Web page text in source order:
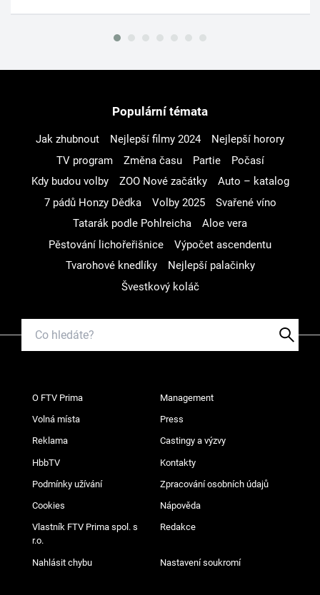
Populární témata
Jak zhubnout Nejlepší filmy 2024
Nejlepší horory
TV program
Změna času Partie
Počasí
Kdy budou volby
ZOO Nové začátky
Auto – katalog
7 pádů Honzy Dědka
Volby 2025
Svařené víno
Tatarák podle Pohlreicha
Aloe vera
Pěstování lichořeřišnice
Výpočet ascendentu
Tvarohové knedlíky
Nejlepší palačinky
Švestkový koláč
O FTV Prima Management
Volná místa Press
Reklama Castingy a výzvy
HbbTV Kontakty
Podmínky užívání Zpracování osobních údajů
Cookies Nápověda
Vlastník FTV Prima spol. s
r.o.
Redakce
Nahlásit chybu Nastavení soukromí